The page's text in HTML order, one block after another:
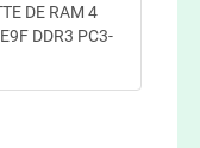
DE RAM 4
DDR3 PC3-